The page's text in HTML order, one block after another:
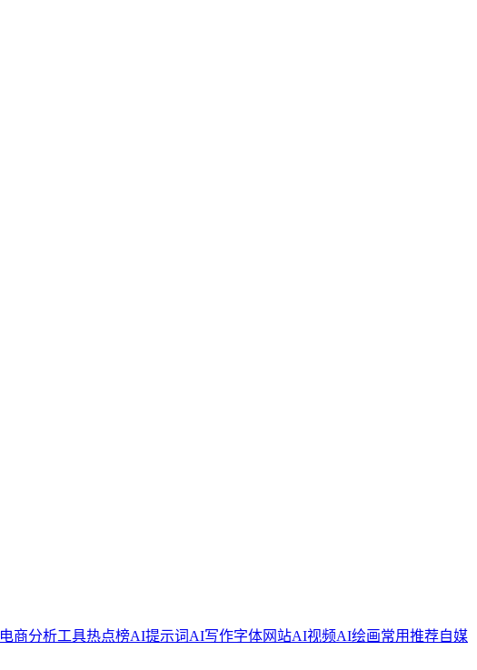
电商分析工具热点榜AI提示词 AI写作字体网站AI视频AI绘画常用推荐自媒